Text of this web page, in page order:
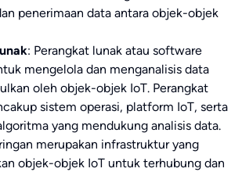
penerimaan data antara objek-objek
: Perangkat lunak atau software
mengelola dan menganalisis data
oleh objek-objek IoT. Perangkat
sistem operasi, platform IoT, serta
yang mendukung analisis data.
merupakan infrastruktur yang
objek-objek IoT untuk terhubung dan